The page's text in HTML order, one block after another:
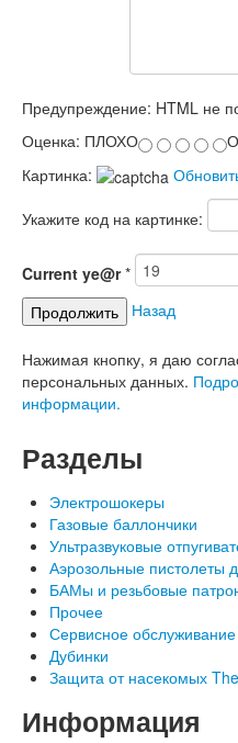
Предупреждение: HTML не
Оценка: ПЛОХО
Картинка:
Укажите код на картинке:
Current ye@r *
Продолжить
Назад
Нажимая кнопку, я даю
персональных данных.
информации.
Разделы
Электрошокеры
Газовые баллончики
Ультразвуковые
Аэрозольные пистолеты
БАМы и резьбовые
Прочее
Сервисное
Дубинки
Защита от насекомых
Информация